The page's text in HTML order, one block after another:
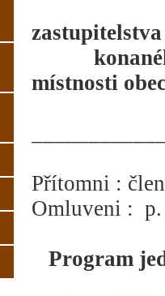
místnosti
Přítomni :
Omluveni :
Program